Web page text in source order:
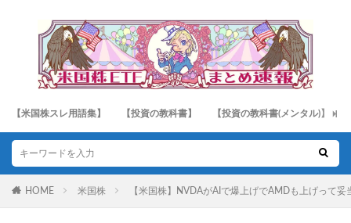
【米国株スレ用語集】 【投資の教科書】 【投資の教科書(メンタル)】
HOME 米国株 【米国株】NVDAがAIで爆上げでAMDも上げって